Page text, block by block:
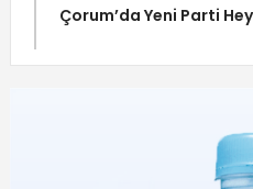
Çorum’da Yeni Parti